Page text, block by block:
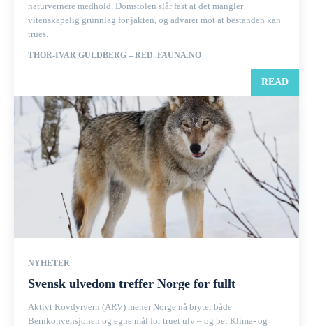
naturvernere medhold. Domstolen slår fast at det mangler
vitenskapelig grunnlag for jakten, og advarer mot at bestanden kan
trues.
THOR-IVAR GULDBERG – RED. FAUNA.NO
READ
NYHETER
Svensk ulvedom treffer Norge for fullt
Aktivt Rovdyrvern (ARV) mener Norge nå bryter både
Bernkonvensjonen og egne mål for truet ulv – og ber Klima- og